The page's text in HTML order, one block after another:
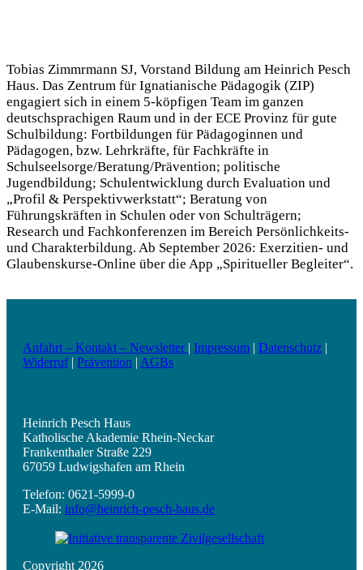
Tobias Zimmrmann SJ, Vorstand Bildung am Heinrich Pesch
Haus. Das Zentrum für Ignatianische Pädagogik (ZIP)
engagiert sich in einem 5-köpfigen Team im ganzen
deutschsprachigen Raum und in der ECE Provinz für gute
Schulbildung: Fortbildungen für Pädagoginnen und
Pädagogen, bzw. Lehrkräfte, für Fachkräfte in
Schulseelsorge/Beratung/Prävention; politische
Jugendbildung; Schulentwicklung durch Evaluation und
„Profil & Perspektivwerkstatt“; Beratung von
Führungskräften in Schulen oder von Schulträgern;
Research und Fachkonferenzen im Bereich Persönlichkeits-
und Charakterbildung. Ab September 2026: Exerzitien- und
Glaubenskurse-Online über die App „Spiritueller Begleiter“.
Anfahrt – Kontakt – Newsletter | Impressum | Datenschutz |
Widerruf| Prävention | AGBs
Heinrich Pesch Haus
Katholische Akademie Rhein-Neckar
Frankenthaler Straße 229
67059 Ludwigshafen am Rhein
Telefon: 0621-5999-0
E-Mail: info@heinrich-pesch-haus.de
Copyright 2026